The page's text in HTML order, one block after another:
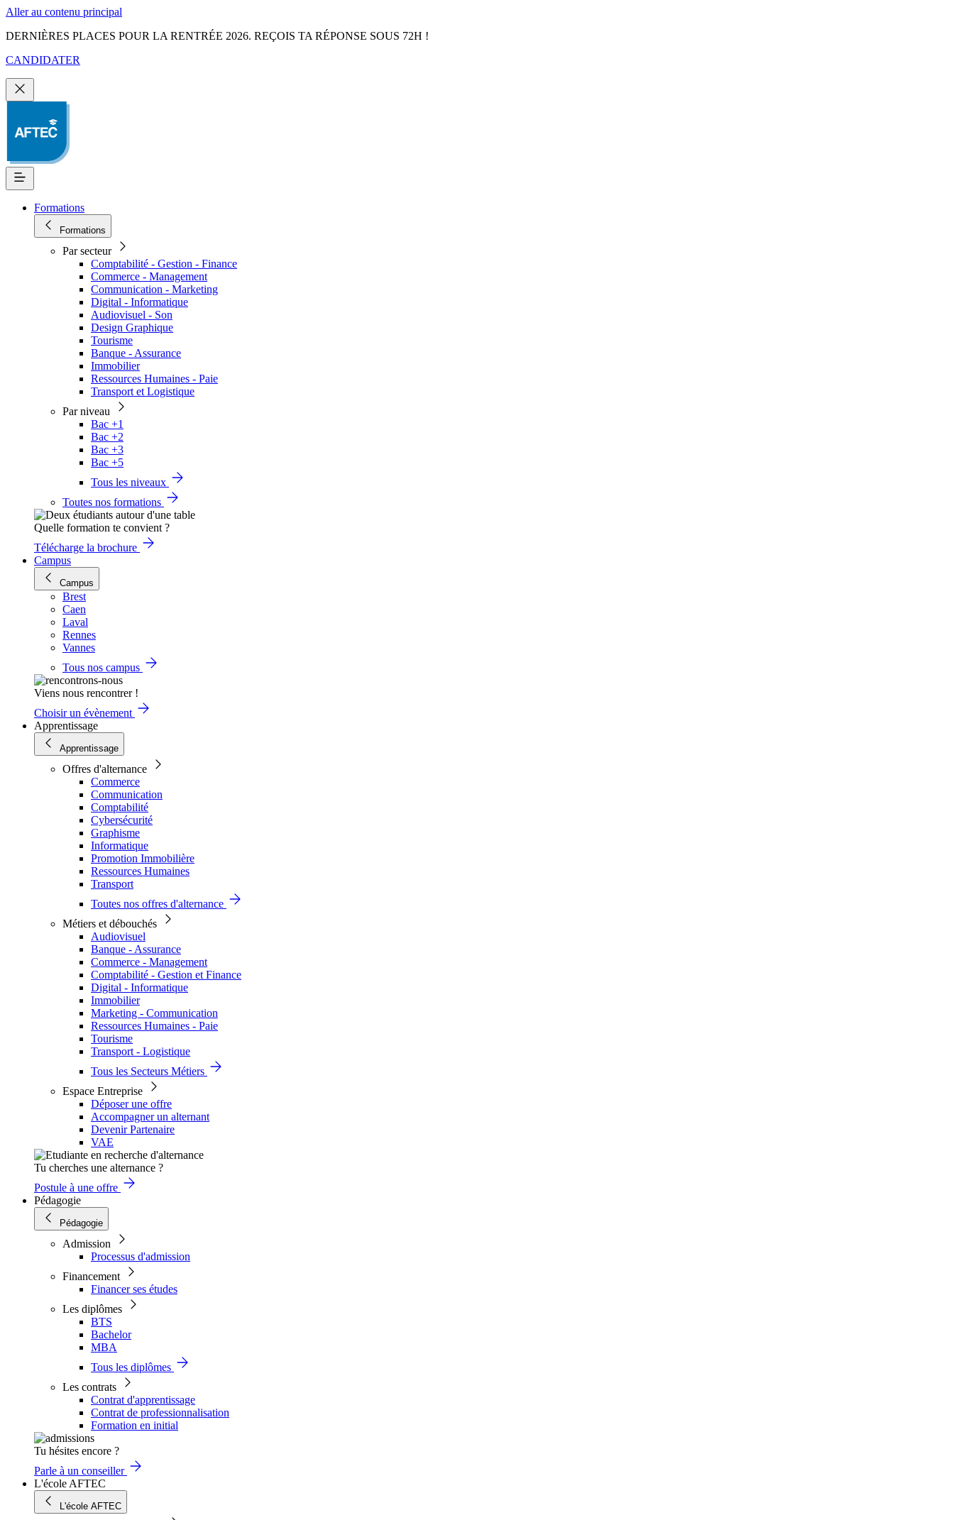
Aller au contenu principal
DERNIÈRES PLACES POUR LA RENTRÉE 2026. REÇOIS TA RÉPONSE SOUS 72H !
CANDIDATER
Formations
Formations
Par secteur
Comptabilité - Gestion - Finance
Commerce - Management
Communication - Marketing
Digital - Informatique
Audiovisuel - Son
Design Graphique
Tourisme
Banque - Assurance
Immobilier
Ressources Humaines - Paie
Transport et Logistique
Par niveau
Bac +1
Bac +2
Bac +3
Bac +5
Tous les niveaux
Toutes nos formations
Quelle formation te convient ?
Télécharge la brochure
Campus
Campus
Brest
Caen
Laval
Rennes
Vannes
Tous nos campus
Viens nous rencontrer !
Choisir un évènement
Apprentissage
Apprentissage
Offres d'alternance
Commerce
Communication
Comptabilité
Cybersécurité
Graphisme
Informatique
Promotion Immobilière
Ressources Humaines
Transport
Toutes nos offres d'alternance
Métiers et débouchés
Audiovisuel
Banque - Assurance
Commerce - Management
Comptabilité - Gestion et Finance
Digital - Informatique
Immobilier
Marketing - Communication
Ressources Humaines - Paie
Tourisme
Transport - Logistique
Tous les Secteurs Métiers
Espace Entreprise
Déposer une offre
Accompagner un alternant
Devenir Partenaire
VAE
Tu cherches une alternance ?
Postule à une offre
Pédagogie
Pédagogie
Admission
Processus d'admission
Financement
Financer ses études
Les diplômes
BTS
Bachelor
MBA
Tous les diplômes
Les contrats
Contrat d'apprentissage
Contrat de professionnalisation
Formation en initial
Tu hésites encore ?
Parle à un conseiller
L'école AFTEC
L'école AFTEC